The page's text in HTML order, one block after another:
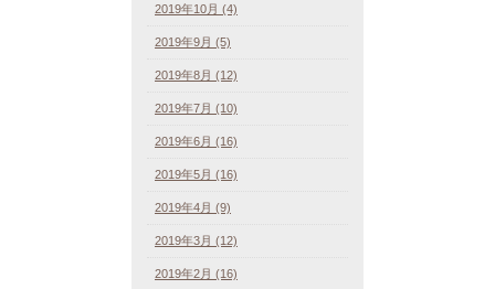
2019年10月 (4)
2019年9月 (5)
2019年8月 (12)
2019年7月 (10)
2019年6月 (16)
2019年5月 (16)
2019年4月 (9)
2019年3月 (12)
2019年2月 (16)